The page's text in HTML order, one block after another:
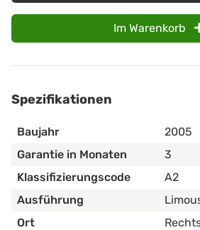
Im Warenkorb
Spezifikationen
Baujahr
2005
Garantie in Monaten
3
Klassifizierungscode
A2
Ausführung
Ort